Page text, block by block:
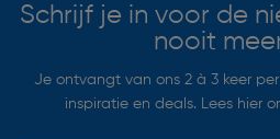
Schrijf je in voor de
nooit
Je ontvangt van ons 2 à 3 keer
inspiratie en deals. Lees hier